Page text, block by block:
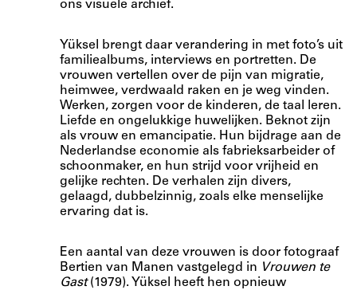
ons visuele archief.
Yüksel brengt daar verandering in met foto’s uit
familiealbums, interviews en portretten. De
vrouwen vertellen over de pijn van migratie,
heimwee, verdwaald raken en je weg vinden.
Werken, zorgen voor de kinderen, de taal leren.
Liefde en ongelukkige huwelijken. Beknot zijn
als vrouw en emancipatie. Hun bijdrage aan de
Nederlandse economie als fabrieksarbeider of
schoonmaker, en hun strijd voor vrijheid en
gelijke rechten. De verhalen zijn divers,
gelaagd, dubbelzinnig, zoals elke menselijke
ervaring dat is.
Een aantal van deze vrouwen is door fotograaf
Bertien van Manen vastgelegd in Vrouwen te
Gast(1979). Yüksel heeft hen opnieuw